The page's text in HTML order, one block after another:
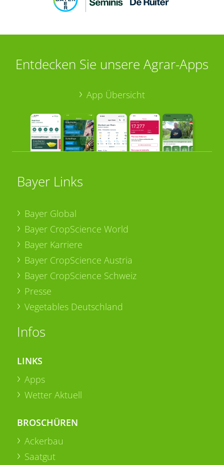
Entdecken Sie unsere Agrar-Apps
App Übersicht
Bayer Links
Bayer Global
Bayer CropScience World
Bayer Karriere
Bayer CropScience Austria
Bayer CropScience Schweiz
Presse
Vegetables Deutschland
Infos
LINKS
Apps
Wetter Aktuell
BROSCHÜREN
Ackerbau
Saatgut